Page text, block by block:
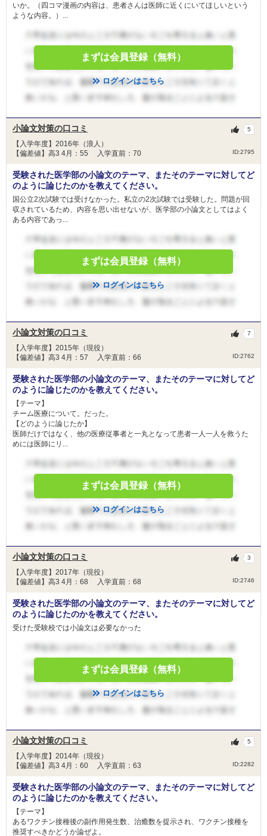
いか。（四コマ漫画の内容は、患者さんは医師に近くにいてほしいという
ような内容。）...
まずは会員登録（無料）
ログインはこちら
小論文対策の口コミ
【入学年度】2016年（浪人）
【偏差値】高3 4月：55 入学直前：70
ID:2795
5
受験された医学部の小論文のテーマ、またそのテーマに対してど
のように論じたのかを教えてください。
国公立2次試験では受けなかった。私立の2次試験では受験した。問題が回
収されているため、内容を思い出せないが、医学部の小論文としてはよく
ある内容であっ...
まずは会員登録（無料）
ログインはこちら
小論文対策の口コミ
【入学年度】2015年（現役）
【偏差値】高3 4月：57 入学直前：66
ID:2762
7
受験された医学部の小論文のテーマ、またそのテーマに対してど
のように論じたのかを教えてください。
【テーマ】
チーム医療について。だった。
【どのように論じたか】
医師だけではなく、他の医療従事者と一丸となって患者一人一人を救うた
めには医師にリ...
まずは会員登録（無料）
ログインはこちら
小論文対策の口コミ
【入学年度】2017年（現役）
【偏差値】高3 4月：68 入学直前：68
ID:2746
3
受験された医学部の小論文のテーマ、またそのテーマに対してど
のように論じたのかを教えてください。
受けた受験校では小論文は必要なかった
まずは会員登録（無料）
ログインはこちら
小論文対策の口コミ
【入学年度】2014年（現役）
【偏差値】高3 4月：60 入学直前：63
ID:2282
5
受験された医学部の小論文のテーマ、またそのテーマに対してど
のように論じたのかを教えてください。
【テーマ】
あるワクチン接種後の副作用発生数、治癒数を提示され、ワクチン接種を
推奨すべきかどうか論ぜよ。